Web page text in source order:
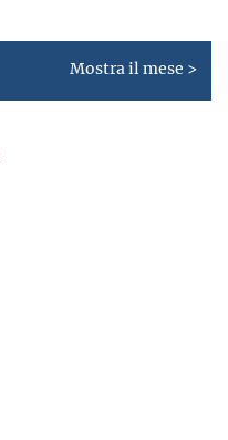
Mostra il mese >